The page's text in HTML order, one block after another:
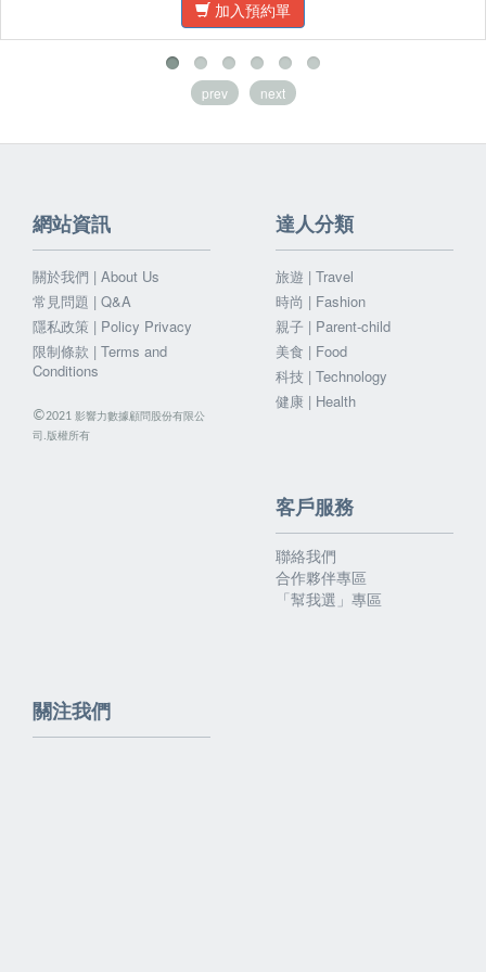
加入預約單
prev next
網站資訊
關於我們 | About Us
常見問題 | Q&A
隱私政策 | Policy Privacy
限制條款 | Terms and
Conditions
©2021 影響力數據顧問股份有限公
司.版權所有
達人分類
旅遊 | Travel
時尚 | Fashion
親子 | Parent-child
美食 | Food
科技 | Technology
健康 | Health
客戶服務
聯絡我們
合作夥伴專區
「幫我選」專區
關注我們